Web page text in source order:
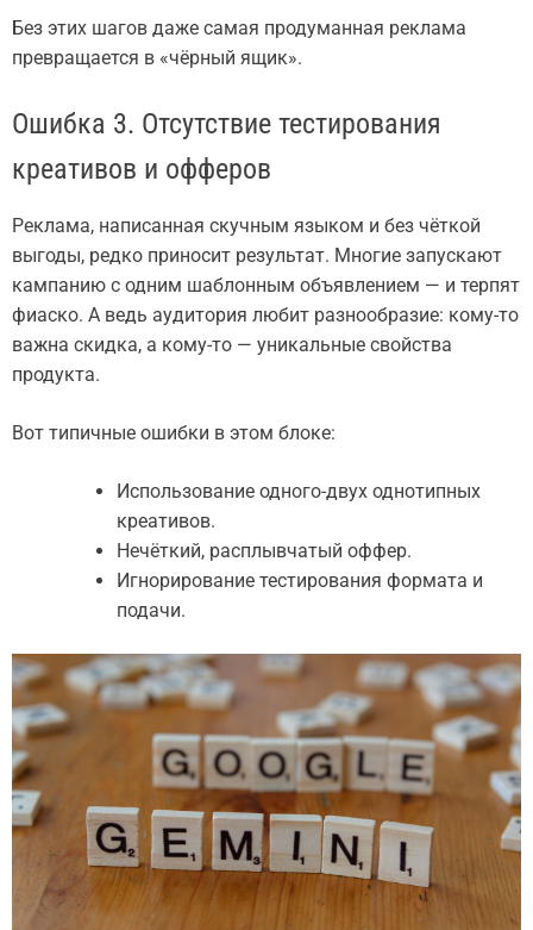
Без этих шагов даже самая продуманная реклама
превращается в «чёрный ящик».
Ошибка 3. Отсутствие тестирования
креативов и офферов
Реклама, написанная скучным языком и без чёткой
выгоды, редко приносит результат. Многие запускают
кампанию с одним шаблонным объявлением — и терпят
фиаско. А ведь аудитория любит разнообразие: кому-то
важна скидка, а кому-то — уникальные свойства
продукта.
Вот типичные ошибки в этом блоке:
Использование одного-двух однотипных
креативов.
Нечёткий, расплывчатый оффер.
Игнорирование тестирования формата и
подачи.